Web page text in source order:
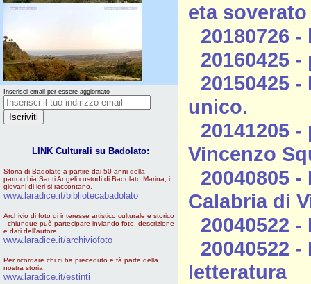
Inserisci email per essere aggiornato
LINK Culturali su Badolato:
Storia di Badolato a partire dai 50 anni della
parrocchia Santi Angeli custodi di Badolato Marina, i
giovani di ieri si raccontano.
www.laradice.it/bibliotecabadolato
Archivio di foto di interesse artistico culturale e storico
- chiunque può partecipare inviando foto, descrizione
e dati dell'autore
www.laradice.it/archiviofoto
Per ricordare chi ci ha preceduto e fà parte della
nostra storia
www.laradice.it/estinti
eta soverato
20180726
20160425
20150425
unico.
20141205
Vincenzo
20040805
Calabria di
20040522
20040522
letteratura